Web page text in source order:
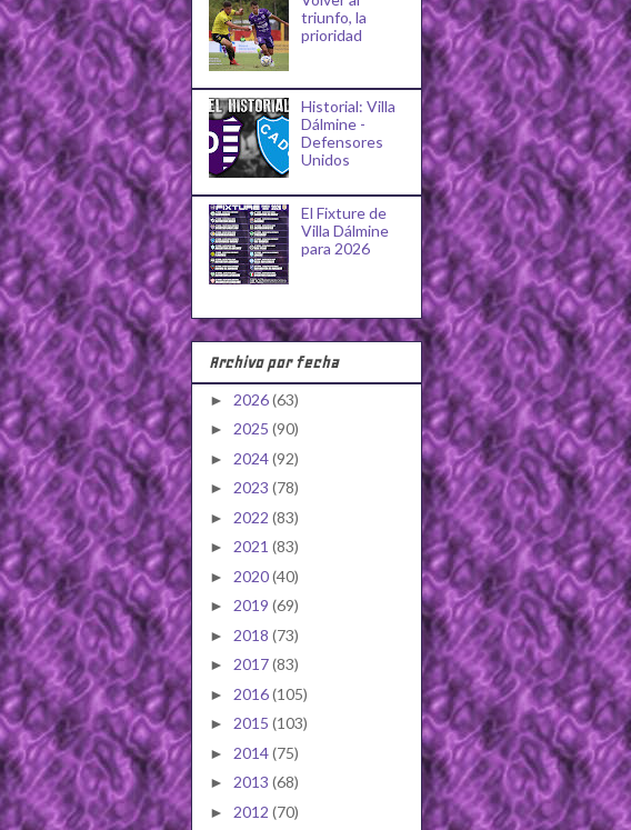
triunfo, la
prioridad
Historial: Villa
Dálmine -
Defensores
Unidos
El Fixture de
Villa Dálmine
para 2026
Archivo por fecha
► 2026(63)
► 2025 (90)
► 2024(92)
► 2023 (78)
► 2022 (83)
► 2021 (83)
► 2020(40)
► 2019 (69)
► 2018 (73)
► 2017(83)
► 2016(105)
► 2015 (103)
► 2014(75)
► 2013 (68)
► 2012 (70)